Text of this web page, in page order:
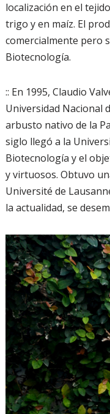
localización en el
trigo y en maíz. El
comercialmente pero
Biotecnología.
:: En 1995, Claudio
Universidad Nacional
arbusto nativo de la
siglo llegó a la
Biotecnología y el
y virtuosos. Obtuvo
Université de
la actualidad, se